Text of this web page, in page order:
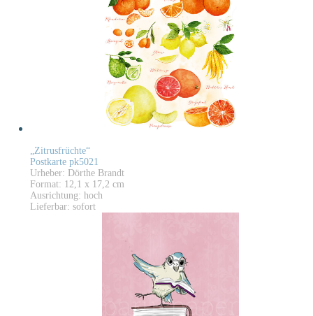
„Zitrusfrüchte“
Postkarte pk5021
Urheber: Dörthe Brandt
Format: 12,1 x 17,2 cm
Ausrichtung: hoch
Lieferbar: sofort